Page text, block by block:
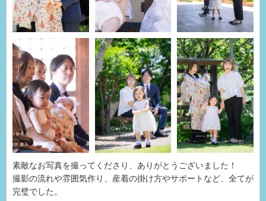
素敵なお写真を撮ってくださり、ありがとうございました！
撮影の流れや雰囲気作り、産着の掛け方やサポートなど、全てが
完璧でした。